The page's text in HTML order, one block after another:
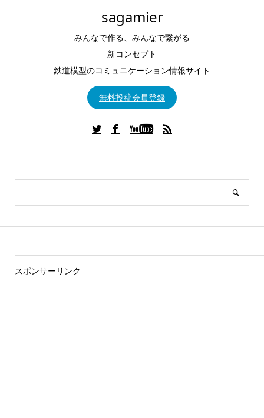
sagamier
みんなで作る、みんなで繋がる
新コンセプト
鉄道模型のコミュニケーション情報サイト
無料投稿会員登録
スポンサーリンク